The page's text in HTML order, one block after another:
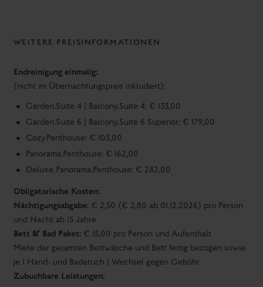
Garden.Suite 6 | Balcony.Suite 6 Superior: € 179,00
Panorama.Penthouse: € 162,00
Deluxe Panorama.Penthouse: € 282,00
Obligatorische Kosten:
Nächtigungsabgabe: € 2,50 (€ 2,80 ab 01.12.2026) pro Person
und Nacht ab 15 Jahre
Bett & Bad Paket: € 15,00 pro Person und Aufenthalt
Zubuchbare Leistungen:
Wellness Paket:Bademantel | Saunatücher & Badeslippers
€ 15,00 pro Person und Aufenthalt
Allgemeine Informationen:
Gitterbett:€ 15,00 pro Nacht
Hunde:auf Anfrage (in manchen Apartments gestattet) | Preis